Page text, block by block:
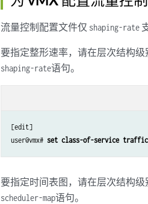
流量控制配置文件仅 shaping-rate
要指定整形速率，请在层次结构级
shaping-rate语句。
[edit]
user@vmx# set class-of-service
要指定时间表图，请在层次结构级
scheduler-map语句。